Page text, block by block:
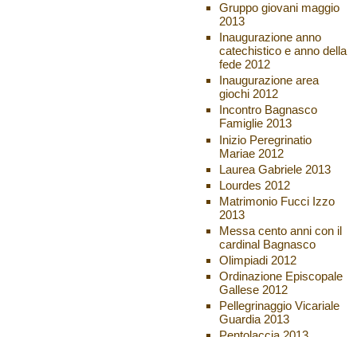
Gruppo giovani maggio
2013
Inaugurazione anno
catechistico e anno della
fede 2012
Inaugurazione area
giochi 2012
Incontro Bagnasco
Famiglie 2013
Inizio Peregrinatio
Mariae 2012
Laurea Gabriele 2013
Lourdes 2012
Matrimonio Fucci Izzo
2013
Messa cento anni con il
cardinal Bagnasco
Olimpiadi 2012
Ordinazione Episcopale
Gallese 2012
Pellegrinaggio Vicariale
Guardia 2013